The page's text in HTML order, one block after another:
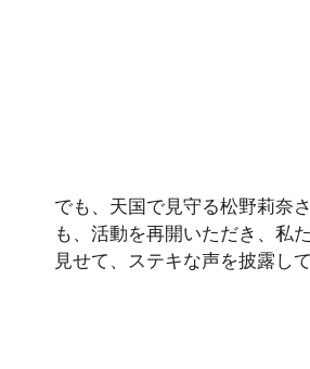
でも、天国で見守る松野莉奈
も、活動を再開いただき、私
見せて、ステキな声を披露し